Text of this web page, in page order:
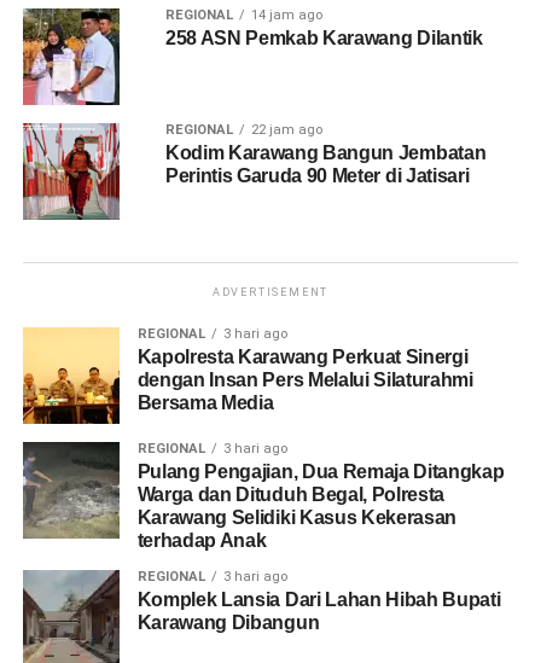
REGIONAL 14 jam ago
258 ASN Pemkab Karawang Dilantik
REGIONAL 22 jam ago
Kodim Karawang Bangun Jembatan
Perintis Garuda 90 Meter di Jatisari
ADVERTISEMENT
REGIONAL 3 hari ago
Kapolresta Karawang Perkuat Sinergi
dengan Insan Pers Melalui Silaturahmi
Bersama Media
REGIONAL 3 hari ago
Pulang Pengajian, Dua Remaja Ditangkap
Warga dan Dituduh Begal, Polresta
Karawang Selidiki Kasus Kekerasan
terhadap Anak
REGIONAL 3 hari ago
Komplek Lansia Dari Lahan Hibah Bupati
Karawang Dibangun